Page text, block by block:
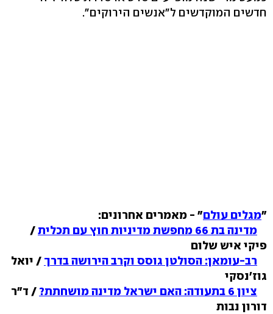
חדשים המוקדשים ל"אנשים הירוקים".
"מגלים עולם" - מאמרים אחרונים:
מדינה בת 66 מחפשת מדיניות חוץ עם תכלית
/
פיקי איש שלום
רב-עומאן: הסולטן גוסס וקרב הירושה בדרך / יואל
גוז'נסקי
ציון 6 בתעודה: האם ישראל מדינה מושחתת?
/ ד"ר
דורון נבות